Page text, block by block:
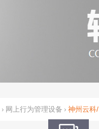
网上行为管理设备 神州云科